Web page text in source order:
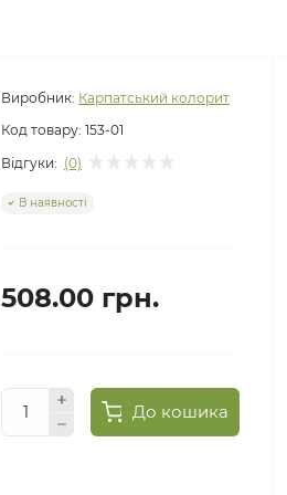
Виробник: Карпатський колорит
Код товару: 153-01
Відгуки: (0)
В наявності
508.00 грн.
До кошика